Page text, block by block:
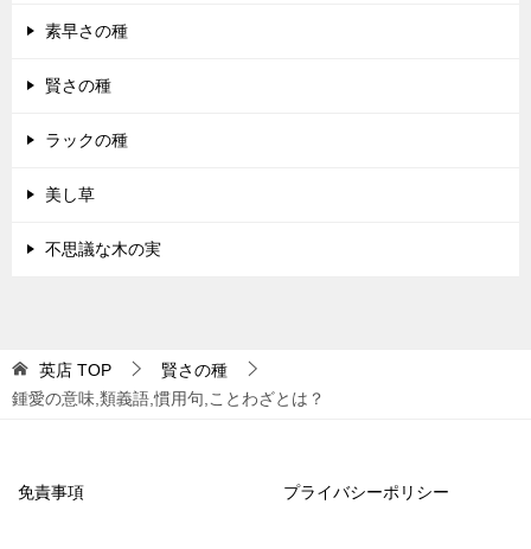
素早さの種
賢さの種
ラックの種
美し草
不思議な木の実
英店 TOP
賢さの種
鍾愛の意味,類義語,慣用句,ことわざとは？
免責事項 プライバシーポリシー